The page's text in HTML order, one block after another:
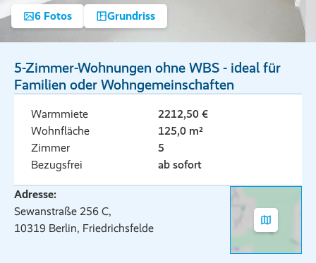
6 Fotos Grundriss
5-Zimmer-Wohnungen ohne WBS - ideal für
Familien oder Wohngemeinschaften
Adresse:
Sewanstraße 256 C,
10319 Berlin, Friedrichsfelde
Warmmiete
2212,50 €
Wohnfläche
125,0 m²
Zimmer
5
Bezugsfrei
ab sofort